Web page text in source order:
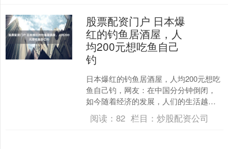
股票配资门户 日本爆
红的钓鱼居酒屋，人
均200元想吃鱼自己
钓
日本爆红的钓鱼居酒屋，人均200元想吃
鱼自己钓，网友：在中国分分钟倒闭，
如今随着经济的发展，人们的生活越来
越好，不少人对生活也是很会享受，一
有放假就喜欢到处去旅....
阅读：82 栏目：炒股配资公司